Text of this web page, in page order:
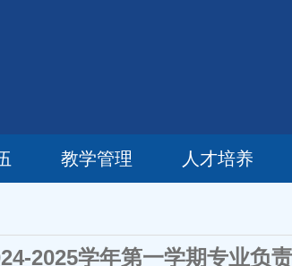
教学管理 人才培养
2025学年第一学期专业负